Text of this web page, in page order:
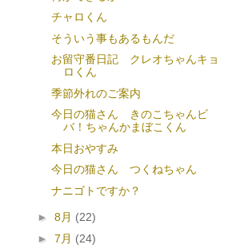
チャロくん
そういう事もあるもんだ
お留守番日記 クレオちゃんキョ
ロくん
季節外れのご案内
今日の猫さん きのこちゃんビ
バ！ちゃんかまぼこくん
本日おやすみ
今日の猫さん つくねちゃん
ナニゴトですか？
► 8月 (22)
► 7月 (24)